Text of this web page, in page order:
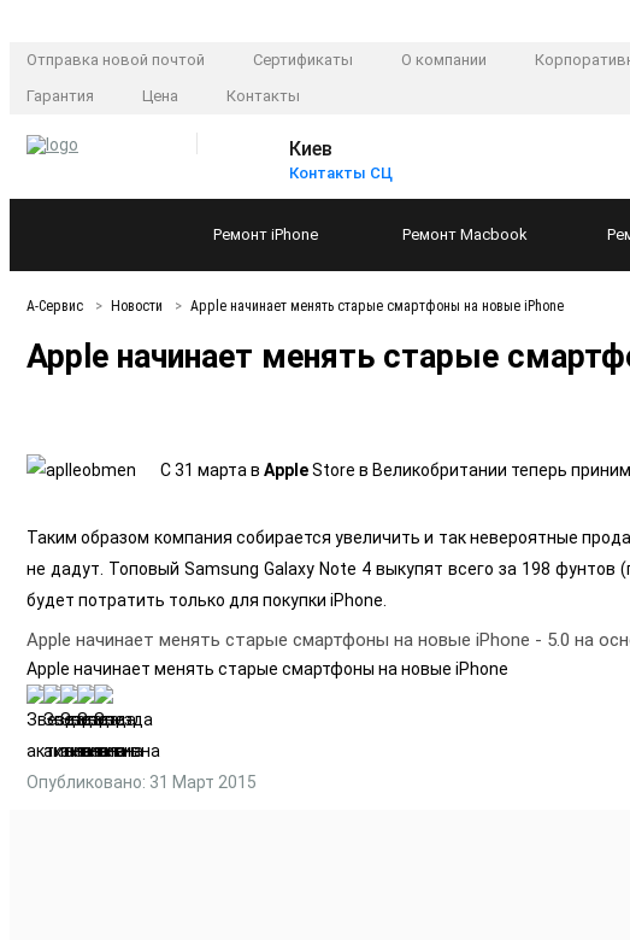
Отправка новой почтой Сертификаты О компании
Гарантия
Цена Контакты
Киев
Контакты СЦ
Ремонт iPhone Ремонт Macbook
А-Сервис Новости Apple начинает менять старые смартфоны на новые iPhone
Apple начинает менять старые
С 31 марта в AppleStore в Великобритании теперь
Таким образом компания собирается увеличить и так невероятные
не дадут. Топовый Samsung Galaxy Note 4 выкупят всего за 198
будет потратить только для покупки iPhone.
Apple начинает менять старые смартфоны на новые iPhone - 5.0 на
Apple начинает менять старые смартфоны на новые iPhone
Опубликовано: 31 Март 2015